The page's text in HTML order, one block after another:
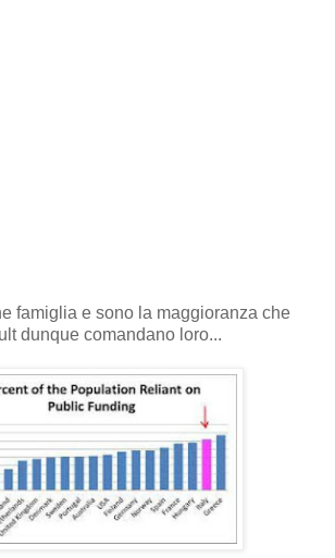
famiglia e sono la maggioranza che
dunque comandano loro...